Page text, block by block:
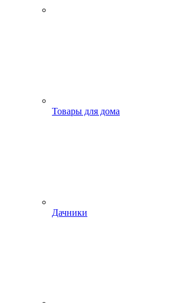
Товары для дома
Дачники